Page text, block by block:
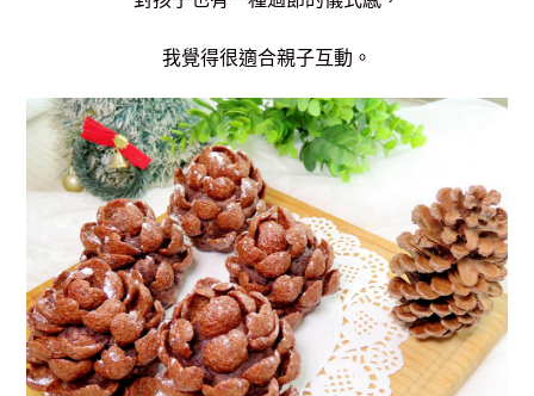
我覺得很適合親子互動。